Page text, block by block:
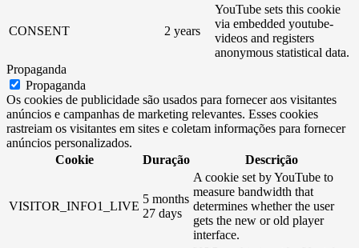
CONSENT 2 years
YouTube sets this cookie
via embedded youtube-
videos and registers
anonymous statistical data.
Propaganda
Propaganda
Os cookies de publicidade são usados ​​para fornecer aos visitantes
anúncios e campanhas de marketing relevantes. Esses cookies
rastreiam os visitantes em sites e coletam informações para fornecer
anúncios personalizados.
Cookie
Duração Descrição
VISITOR_INFO1_LIVE
5 months
27 days
A cookie set by YouTube to
measure bandwidth that
determines whether the user
gets the new or old player
interface.